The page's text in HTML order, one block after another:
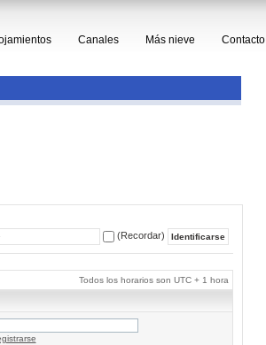
Canales Más nieve Contacto
(Recordar)
Todos los horarios son UTC + 1 hora